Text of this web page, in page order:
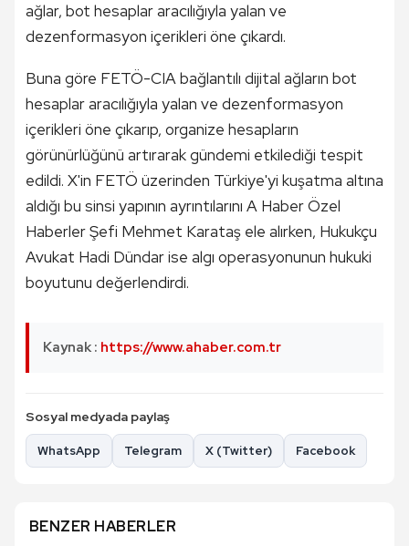
ağlar, bot hesaplar aracılığıyla yalan ve
dezenformasyon içerikleri öne çıkardı.
Buna göre FETÖ-CIA bağlantılı dijital ağların bot
hesaplar aracılığıyla yalan ve dezenformasyon
içerikleri öne çıkarıp, organize hesapların
görünürlüğünü artırarak gündemi etkilediği tespit
edildi. X'in FETÖ üzerinden Türkiye'yi kuşatma altına
aldığı bu sinsi yapının ayrıntılarını A Haber Özel
Haberler Şefi Mehmet Karataş ele alırken, Hukukçu
Avukat Hadi Dündar ise algı operasyonunun hukuki
boyutunu değerlendirdi.
Kaynak : https://www.ahaber.com.tr
Sosyal medyada paylaş
WhatsApp Telegram X (Twitter) Facebook
BENZER HABERLER